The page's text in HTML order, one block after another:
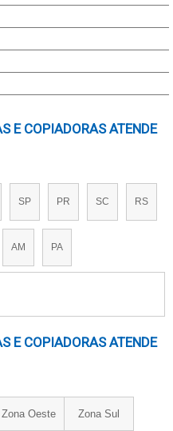
E COPIADORAS ATENDE
SP PR SC RS
AM PA
E COPIADORAS ATENDE
Zona Oeste Zona Sul